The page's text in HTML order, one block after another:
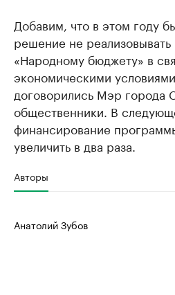
Добавим, что в этом году
решение не
«Народному бюджету» в
экономическими
договорились Мэр города
общественники. В
финансирование
увеличить в два раза.
Авторы
Анатолий Зубов